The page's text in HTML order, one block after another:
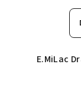
E.MiLac